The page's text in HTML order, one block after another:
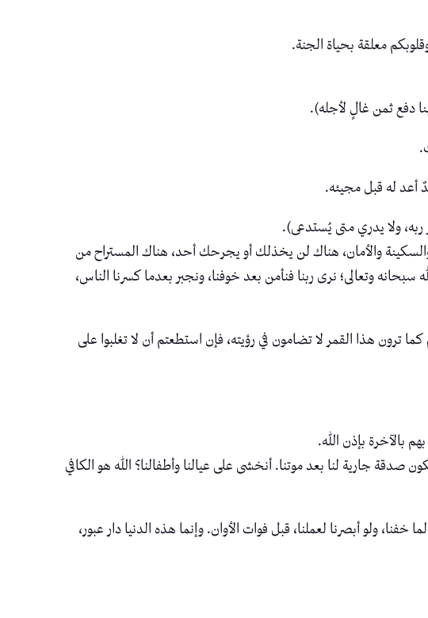
معلقة بحياة الجنة.
دفع ثمن غالٍ لأجله).
أعد له قبل مجيئه.
ربه، ولا يدري متى يُستدعى).
والأمان، هناك لن يخذلك أو يجرحك أحد، هناك المستراح من
وتعالى؛ نرى ربنا فنأمن بعد خوفنا، ونجبر بعدما كسرنا الناس،
ترون هذا القمر لا تضامون في رؤيته، فإن استطعتم أن لا تغلبوا على
بالآخرة بإذن الله.
صدقة جارية لنا بعد موتنا. أنخشى على عيالنا وأطفالنا؟ الله هو الكافي
ولو أبصرنا لعملنا، قبل فوات الأوان. وإنما هذه الدنيا دار عبور،